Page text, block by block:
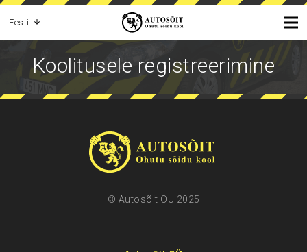
Eesti
Koolitusele registreerimine
© Autosõit OÜ 2025